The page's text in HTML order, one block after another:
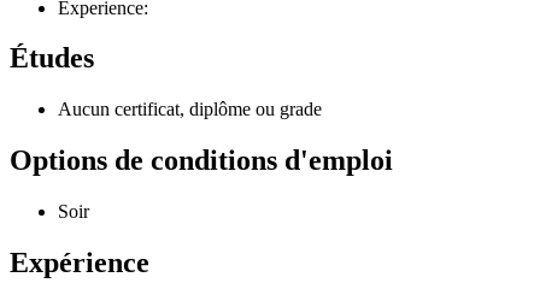
Experience:
Études
Aucun certificat, diplôme ou grade
Options de conditions d'emploi
Soir
Expérience